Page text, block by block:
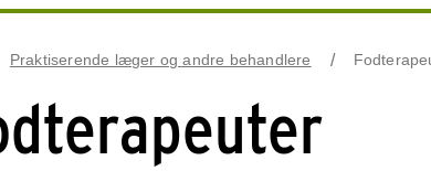
Praktiserende læger og andre behandlere